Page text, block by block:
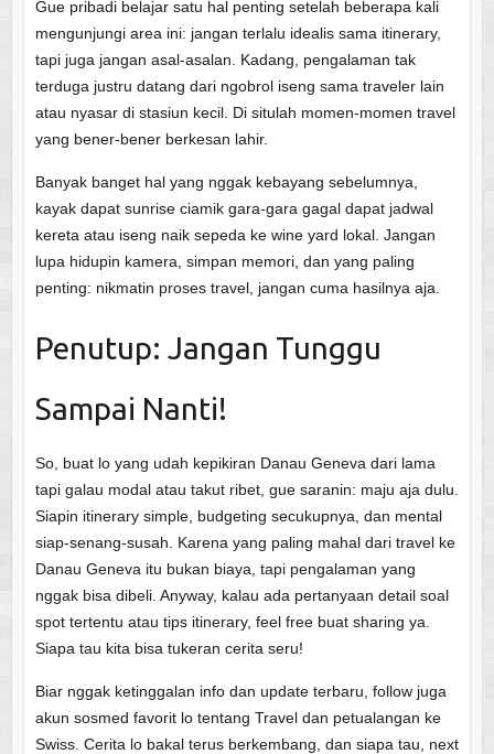
Gue pribadi belajar satu hal penting setelah beberapa kali
mengunjungi area ini: jangan terlalu idealis sama itinerary,
tapi juga jangan asal-asalan. Kadang, pengalaman tak
terduga justru datang dari ngobrol iseng sama traveler lain
atau nyasar di stasiun kecil. Di situlah momen-momen travel
yang bener-bener berkesan lahir.
Banyak banget hal yang nggak kebayang sebelumnya,
kayak dapat sunrise ciamik gara-gara gagal dapat jadwal
kereta atau iseng naik sepeda ke wine yard lokal. Jangan
lupa hidupin kamera, simpan memori, dan yang paling
penting: nikmatin proses travel, jangan cuma hasilnya aja.
Penutup: Jangan Tunggu
Sampai Nanti!
So, buat lo yang udah kepikiran Danau Geneva dari lama
tapi galau modal atau takut ribet, gue saranin: maju aja dulu.
Siapin itinerary simple, budgeting secukupnya, dan mental
siap-senang-susah. Karena yang paling mahal dari travel ke
Danau Geneva itu bukan biaya, tapi pengalaman yang
nggak bisa dibeli. Anyway, kalau ada pertanyaan detail soal
spot tertentu atau tips itinerary, feel free buat sharing ya.
Siapa tau kita bisa tukeran cerita seru!
Biar nggak ketinggalan info dan update terbaru, follow juga
akun sosmed favorit lo tentang Travel dan petualangan ke
Swiss. Cerita lo bakal terus berkembang, dan siapa tau, next